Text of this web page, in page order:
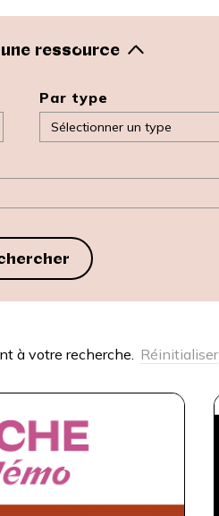
ressource
Par type
à votre recherche. Réinitialiser